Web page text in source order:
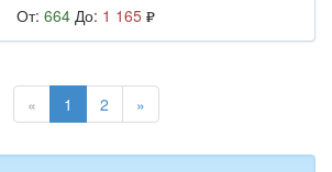
От: 664 До: 1 165
« 1 2 »